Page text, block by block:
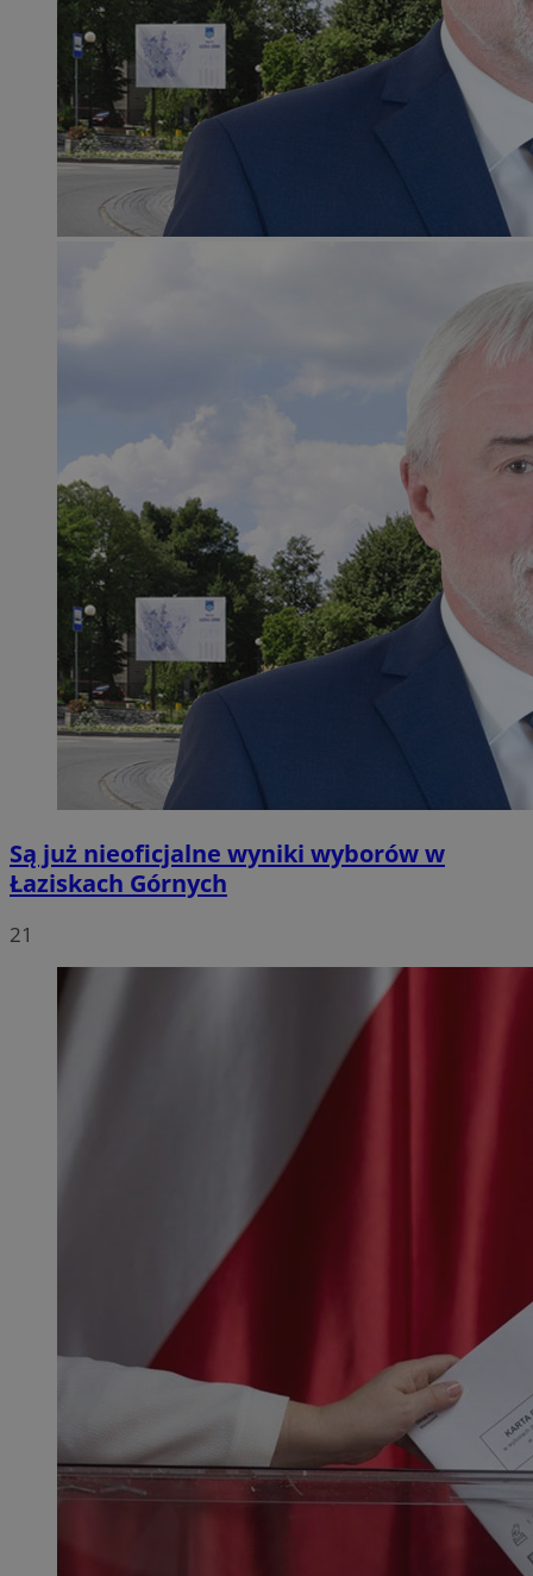
Są już nieoficjalne wyniki wyborów w
Łaziskach Górnych
21